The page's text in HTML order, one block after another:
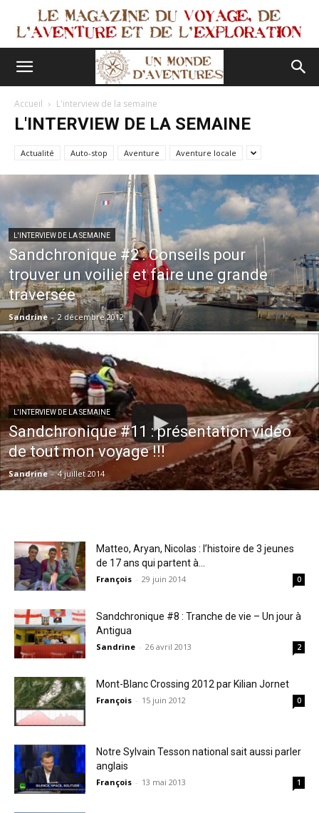
Accueil L'interview de la semaine
L'INTERVIEW DE LA SEMAINE
Actualité Auto-stop Aventure Aventure locale
L'INTERVIEW DE LA SEMAINE
Sandchronique #2 : Conseils pour
trouver un voilier et faire une grande
traversée
Sandrine - 2 décembre 2012
L'INTERVIEW DE LA SEMAINE
Sandchronique #11 : présentation vidéo
de tout mon voyage !!!
Sandrine - 4 juillet 2014
Matteo, Aryan, Nicolas : l’histoire de 3 jeunes
de 17 ans qui partent à...
François - 29 juin 2014 0
Sandchronique #8 : Tranche de vie – Un jour à
Antigua
Sandrine - 26 avril 2013 2
Mont-Blanc Crossing 2012 par Kilian Jornet
François - 15 juin 2012 0
Notre Sylvain Tesson national sait aussi parler
anglais
François - 13 mai 2013 1